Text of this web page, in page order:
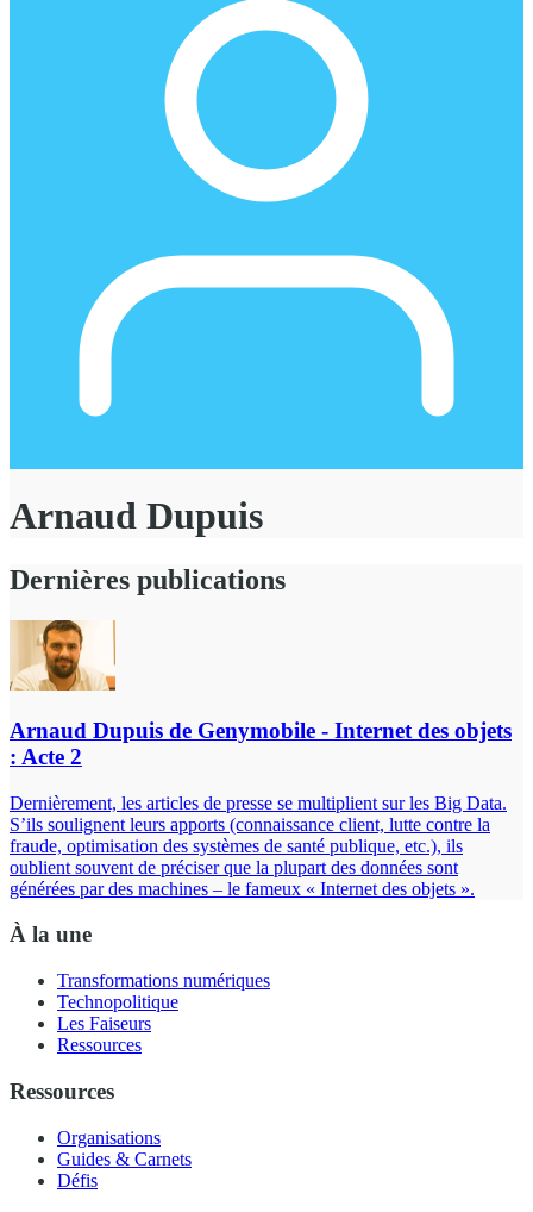
Arnaud Dupuis
Dernières publications
Arnaud Dupuis de Genymobile - Internet des objets
: Acte 2
Dernièrement, les articles de presse se multiplient sur les Big Data.
S’ils soulignent leurs apports (connaissance client, lutte contre la
fraude, optimisation des systèmes de santé publique, etc.), ils
oublient souvent de préciser que la plupart des données sont
générées par des machines – le fameux « Internet des objets ».
À la une
Transformations numériques
Technopolitique
Les Faiseurs
Ressources
Ressources
Organisations
Guides & Carnets
Défis